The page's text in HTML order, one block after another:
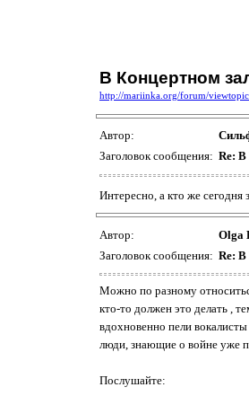
В Концертном
http://mariinka.org/forum/
Автор:
Заголовок сообщения: Re: В
Интересно, а кто же сегодня
Автор: Olga
Заголовок сообщения: Re: В
Можно по разному
кто-то должен это делать ,
вдохновенно пели
люди, знающие о войне уже
Послушайте: